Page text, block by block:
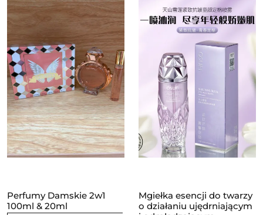
Perfumy Damskie 2w1
100ml & 20ml
Mgiełka esencji do twarzy
o działaniu ujędrniającym